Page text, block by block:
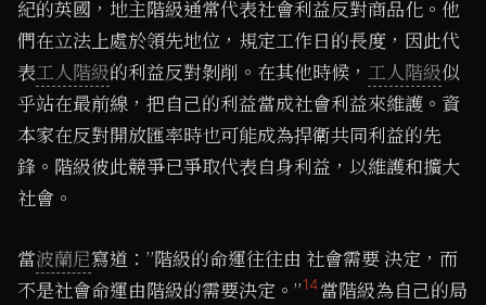
紀的英國，地主階級通常代表社會利益反對商品化。他
們在立法上處於領先地位，規定工作日的長度，因此代
表工人階級的利益反對剝削。在其他時候， 工人階級似
乎站在最前線，把自己的利益當成社會利益來維護。資
本家在反對開放匯率時也可能成為捍衛共同利益的先
鋒。階級彼此競爭已爭取代表自身利益，以維護和擴大
社會。
當波蘭尼寫道：”階級的命運往往由 社會需要 決定，而
不是社會命運由階級的需要決定。”14當階級為自己的局